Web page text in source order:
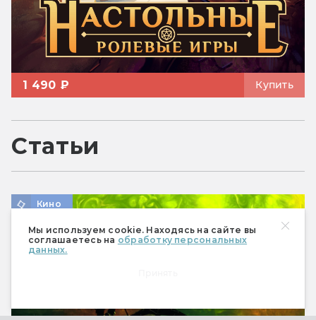
Мы используем cookie. Находясь на сайте вы
соглашаетесь на обработку персональных
данных.
1 490 ₽ Купить
Статьи
Кино